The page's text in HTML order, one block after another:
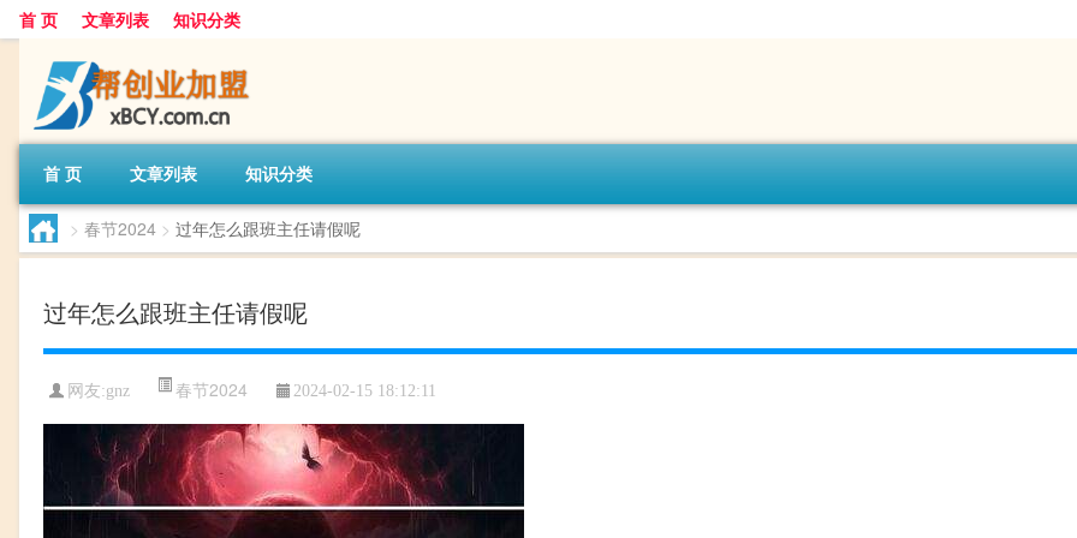
首 页 文章列表 知识分类
首 页 文章列表 知识分类
> 春节2024 > 过年怎么跟班主任请假呢
过年怎么跟班主任请假呢
网友:gnz 春节2024 2024-02-15 18:12:11